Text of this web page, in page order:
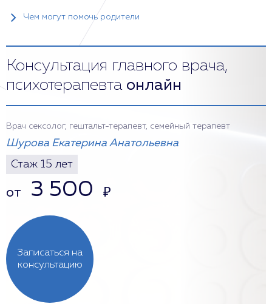
Чем могут помочь родители
Консультация главного врача,
психотерапевта онлайн
Записаться на
консультацию
Врач сексолог, гештальт-терапевт, семейный терапевт
Шурова Екатерина Анатольевна
Стаж 15 лет
от 3 500 ₽